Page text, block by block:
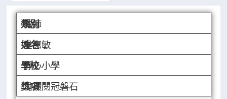
教師
吳惠敏
靜心小學
悅讀閱冠磐石